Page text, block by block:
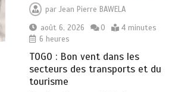
par Jean Pierre BAWELA
août 6, 2026
0
4 minutes
6 heures
TOGO : Bon vent dans les
secteurs des transports et du
tourisme